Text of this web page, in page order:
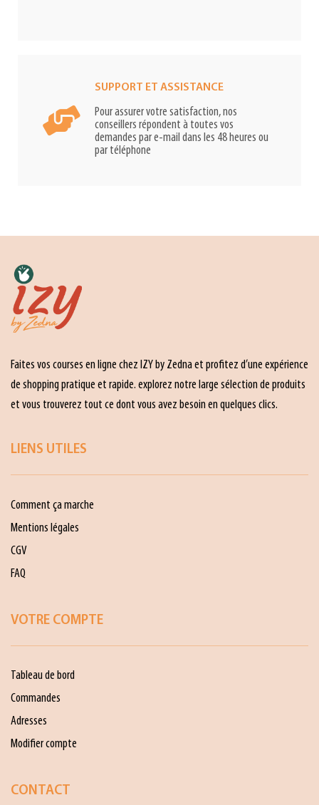
SUPPORT ET ASSISTANCE
Pour assurer votre satisfaction, nos
conseillers répondent à toutes vos
demandes par e-mail dans les 48 heures ou
par téléphone
Faites vos courses en ligne chez IZY by Zedna et profitez d’une expérience
de shopping pratique et rapide. explorez notre large sélection de produits
et vous trouverez tout ce dont vous avez besoin en quelques clics.
LIENS UTILES
Comment ça marche
Mentions légales
CGV
FAQ
VOTRE COMPTE
Tableau de bord
Commandes
Adresses
Modifier compte
CONTACT